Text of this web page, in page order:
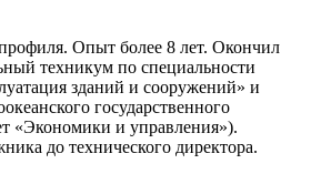
Опыт более 8 лет. Окончил
техникум по специальности
зданий и сооружений» и
государственного
«Экономики и управления»).
до технического директора.